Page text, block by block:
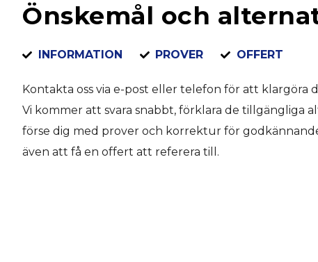
Önskemål och
INFORMATION PROVER OFFERT
Kontakta oss via e-post eller telefon för att klargöra
Vi kommer att svara snabbt, förklara de tillgängliga
förse dig med prover och korrektur för
även att få en offert att referera till.